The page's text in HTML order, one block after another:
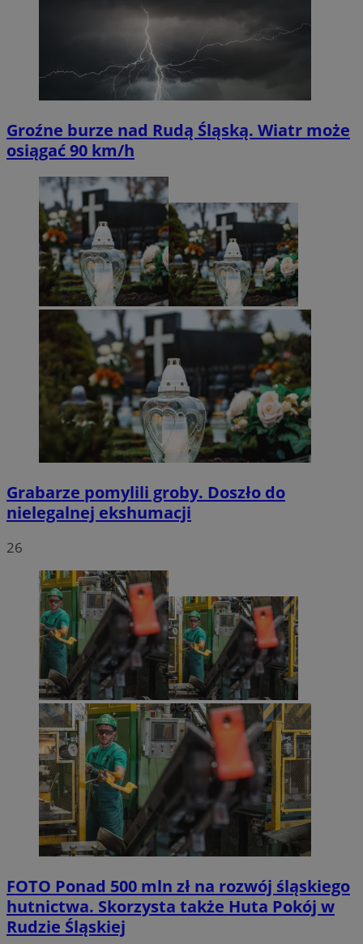
Groźne burze nad Rudą Śląską. Wiatr może
osiągać 90 km/h
Grabarze pomylili groby. Doszło do
nielegalnej ekshumacji
26
FOTO Ponad 500 mln zł na rozwój śląskiego
hutnictwa. Skorzysta także Huta Pokój w
Rudzie Śląskiej